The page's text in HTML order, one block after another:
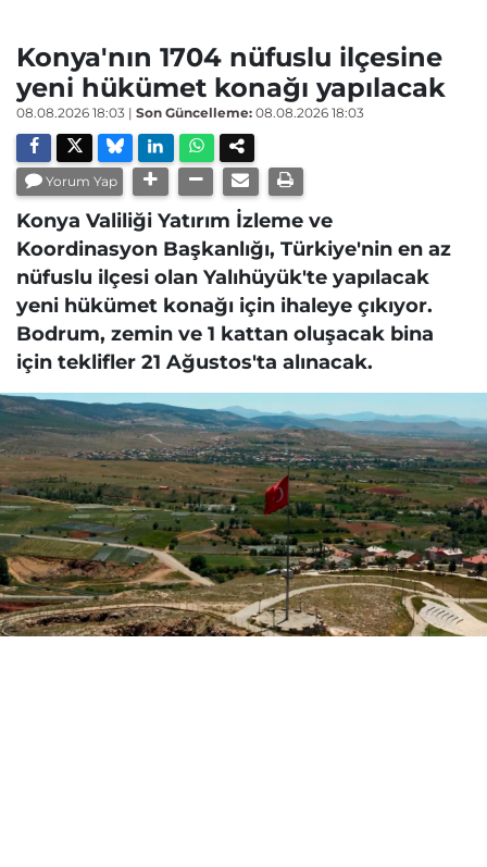
Konya'nın 1704 nüfuslu ilçesine
yeni hükümet konağı yapılacak
08.08.2026 18:03 | Son Güncelleme: 08.08.2026 18:03
Yorum Yap
Konya Valiliği Yatırım İzleme ve
Koordinasyon Başkanlığı, Türkiye'nin en az
nüfuslu ilçesi olan Yalıhüyük'te yapılacak
yeni hükümet konağı için ihaleye çıkıyor.
Bodrum, zemin ve 1 kattan oluşacak bina
için teklifler 21 Ağustos'ta alınacak.